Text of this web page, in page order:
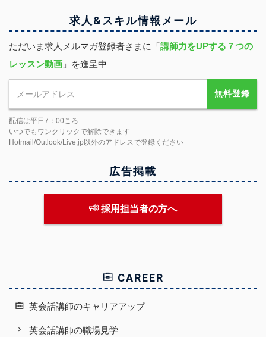
求人&スキル情報 メール
ただいま求人メルマガ登録者さまに「講師力をUPする７つの
レッスン動画 」を進呈中
無料登録
配信は平日7：00ころ
いつでもワンクリックで解除できます
Hotmail/Outlook/Live.jp以外のアドレスで登録ください
広告掲載
採用担当者の方へ
CAREER
英会話講師のキャリアアップ
英会話講師の職場見学